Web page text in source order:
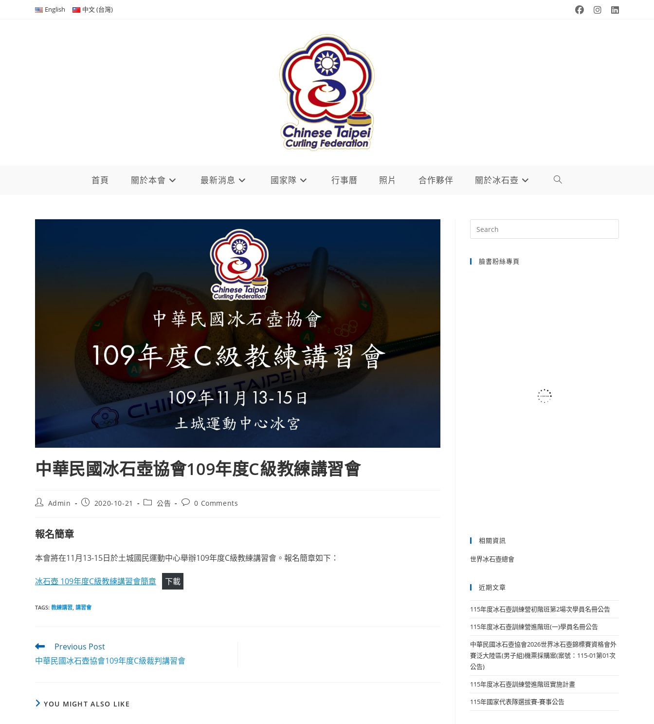
English 中文 (台灣)
首頁 關於本會 最新消息 國家隊 行事曆 照片 合作夥伴 關於冰石壺 TOGGLE
SEARCH
中華民國冰石壺協會109年度C級教練講習會
PostAdmin
Post2020-10-21
Post公告
Post0 Comments
報名簡章
本會將在11月13-15日於土城國民運動中心舉辦109年度C級教練講習會。報名簡章如下：
冰石壺 109年度C級教練講習會簡章 下載
TAGS: 教練講習 講習會
Read
more
articles
Previous Post
中華民國冰石壺協會109年度C級裁判講習會
YOU MIGHT ALSO LIKE
Escape
臉書粉絲專頁
相關資訊
世界冰石壺總會
近期文章
115年度冰石壺訓練營初階班第2場次學員名冊公告
115年度冰石壺訓練營進階班(一)學員名冊公告
中華民國冰石壺協會2026世界冰石壺錦標賽資格會外
賽泛大陸區(男子組)機票採購案(案號：115-01第01次
公告)
115年度冰石壺訓練營進階班實施計畫
115年國家代表隊選拔賽-賽事公告